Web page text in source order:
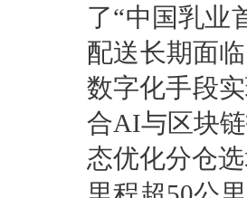
了“中国乳业
配送长期面
数字化手段
合AI与区块
态优化分仓